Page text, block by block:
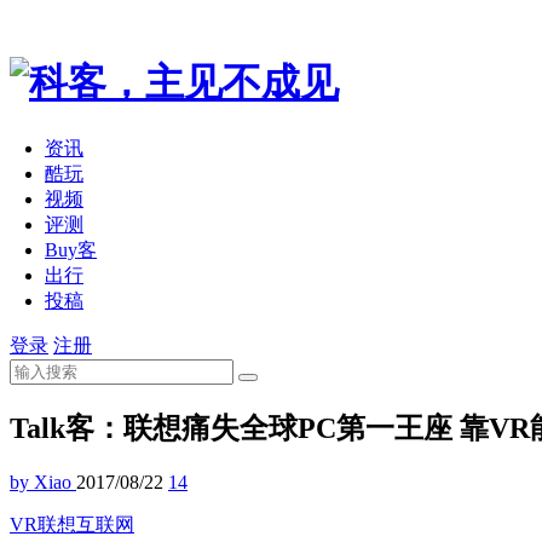
资讯
酷玩
视频
评测
Buy客
出行
投稿
登录 注册
Talk客：联想痛失全球PC第一王座 靠VR
by Xiao 2017/08/22 14
VR联想互联网